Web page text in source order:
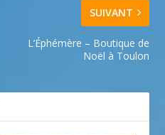
SUIVANT
L’Éphémère – Boutique de
Noël à Toulon